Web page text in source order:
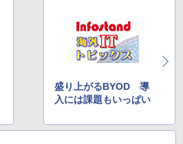
盛り上がるBYOD 導
入には課題もいっぱい